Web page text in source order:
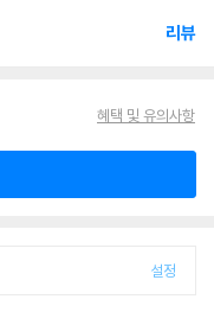
리뷰
혜택 및 유의사항
설정